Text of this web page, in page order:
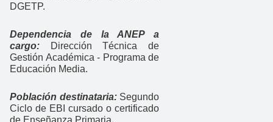
DGETP.
Dependencia de la ANEP a
cargo:
Dirección Técnica de
Gestión Académica - Programa de
Educación Media.
Población destinataria: Segundo
Ciclo de EBI cursado o certificado
de Enseñanza Primaria.